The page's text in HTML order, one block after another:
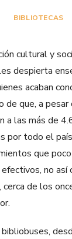
BIBLIOTECAS
cultural y
despierta
acaban
de que, a pesar
a las más de
por todo el
que
no así
de los